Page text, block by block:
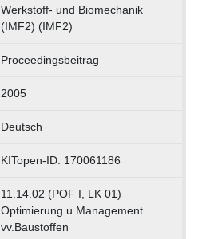
Werkstoff- und Biomechanik
(IMF2) (IMF2)
Proceedingsbeitrag
2005
Deutsch
KITopen-ID: 170061186
11.14.02 (POF I, LK 01)
Optimierung u.Management
vv.Baustoffen